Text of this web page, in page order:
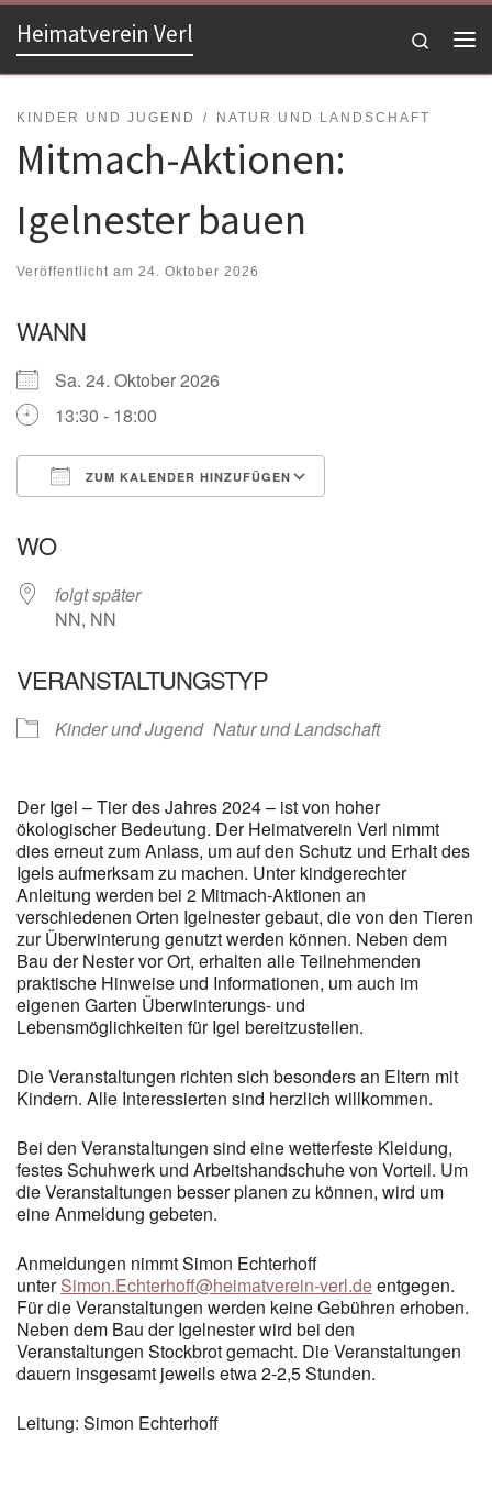
Zum Inhalt springen
Heimatverein Verl
Search
KINDER UND JUGEND NATUR UND LANDSCHAFT
Mitmach-Aktionen:
Igelnester bauen
Veröffentlicht am 24. Oktober 2026
WANN
Sa. 24. Oktober 2026
13:30 - 18:00
ZUM KALENDER HINZUFÜGEN
WO
folgt später
NN, NN
VERANSTALTUNGSTYP
Kinder und Jugend Natur und Landschaft
Der Igel – Tier des Jahres 2024 – ist von hoher
ökologischer Bedeutung. Der Heimatverein Verl nimmt
dies erneut zum Anlass, um auf den Schutz und Erhalt des
Igels aufmerksam zu machen. Unter kindgerechter
Anleitung werden bei 2 Mitmach-Aktionen an
verschiedenen Orten Igelnester gebaut, die von den Tieren
zur Überwinterung genutzt werden können. Neben dem
Bau der Nester vor Ort, erhalten alle Teilnehmenden
praktische Hinweise und Informationen, um auch im
eigenen Garten Überwinterungs- und
Lebensmöglichkeiten für Igel bereitzustellen.
Die Veranstaltungen richten sich besonders an Eltern mit
Kindern. Alle Interessierten sind herzlich willkommen.
Bei den Veranstaltungen sind eine wetterfeste Kleidung,
festes Schuhwerk und Arbeitshandschuhe von Vorteil. Um
die Veranstaltungen besser planen zu können, wird um
eine Anmeldung gebeten.
Anmeldungen nimmt Simon Echterhoff
unterSimon.Echterhoff@heimatverein-verl.deentgegen.
Für die Veranstaltungen werden keine Gebühren erhoben.
Neben dem Bau der Igelnester wird bei den
Veranstaltungen Stockbrot gemacht. Die Veranstaltungen
dauern insgesamt jeweils etwa 2-2,5 Stunden.
Leitung: Simon Echterhoff